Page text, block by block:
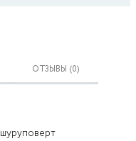
ОТЗЫВЫ (0)
шуруповерт